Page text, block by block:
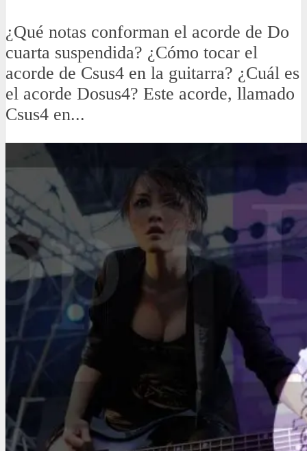
¿Qué notas conforman el acorde de Do
cuarta suspendida? ¿Cómo tocar el
acorde de Csus4 en la guitarra? ¿Cuál es
el acorde Dosus4? Este acorde, llamado
Csus4 en...